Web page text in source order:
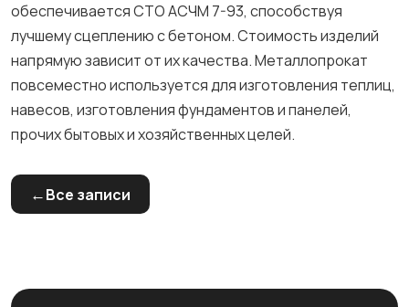
обеспечивается СТО АСЧМ 7-93, способствуя
лучшему сцеплению с бетоном. Стоимость изделий
напрямую зависит от их качества. Металлопрокат
повсеместно используется для изготовления теплиц,
навесов, изготовления фундаментов и панелей,
прочих бытовых и хозяйственных целей.
Все записи